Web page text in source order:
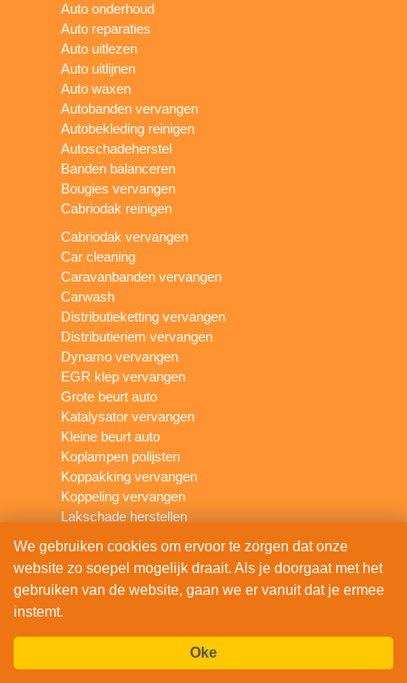
Auto onderhoud
Auto reparaties
Auto uitlezen
Auto uitlijnen
Auto waxen
Autobanden vervangen
Autobekleding reinigen
Autoschadeherstel
Banden balanceren
Bougies vervangen
Cabriodak reinigen
Cabriodak vervangen
Car cleaning
Caravanbanden vervangen
Carwash
Distributieketting vervangen
Distributieriem vervangen
Dynamo vervangen
EGR klep vervangen
Grote beurt auto
Katalysator vervangen
Kleine beurt auto
Koplampen polijsten
Koppakking vervangen
Koppeling vervangen
Lakschade herstellen
Leerbehandeling auto
Olie verversen
Remschijven vervangen
We gebruiken cookies om ervoor te zorgen dat onze
website zo soepel mogelijk draait. Als je doorgaat met het
gebruiken van de website, gaan we er vanuit dat je ermee
instemt.
Oke